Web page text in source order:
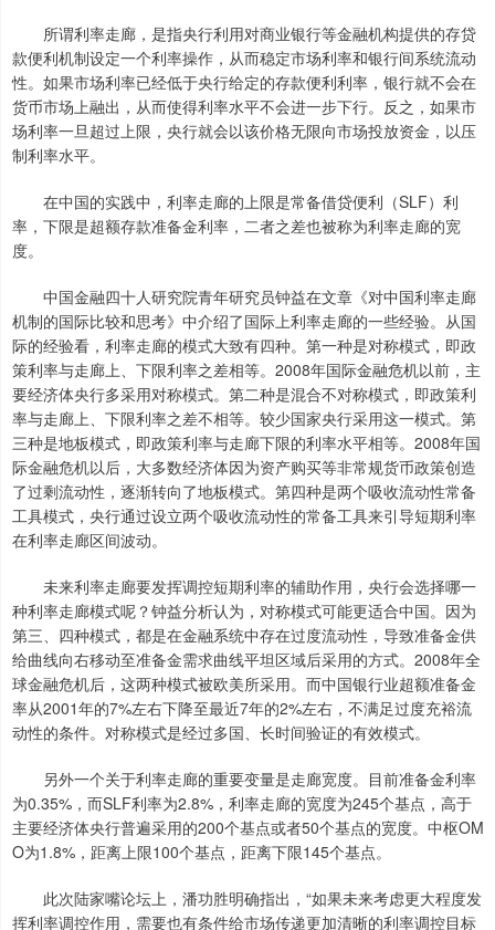
所谓利率走廊，是指央行利用对商业银行等金融机构提供的存贷
款便利机制设定一个利率操作，从而稳定市场利率和银行间系统流动
性。如果市场利率已经低于央行给定的存款便利利率，银行就不会在
货币市场上融出，从而使得利率水平不会进一步下行。反之，如果市
场利率一旦超过上限，央行就会以该价格无限向市场投放资金，以压
制利率水平。
在中国的实践中，利率走廊的上限是常备借贷便利（SLF）利
率，下限是超额存款准备金利率，二者之差也被称为利率走廊的宽
度。
中国金融四十人研究院青年研究员钟益在文章《对中国利率走廊
机制的国际比较和思考》中介绍了国际上利率走廊的一些经验。从国
际的经验看，利率走廊的模式大致有四种。第一种是对称模式，即政
策利率与走廊上、下限利率之差相等。2008年国际金融危机以前，主
要经济体央行多采用对称模式。第二种是混合不对称模式，即政策利
率与走廊上、下限利率之差不相等。较少国家央行采用这一模式。第
三种是地板模式，即政策利率与走廊下限的利率水平相等。2008年国
际金融危机以后，大多数经济体因为资产购买等非常规货币政策创造
了过剩流动性，逐渐转向了地板模式。第四种是两个吸收流动性常备
工具模式，央行通过设立两个吸收流动性的常备工具来引导短期利率
在利率走廊区间波动。
未来利率走廊要发挥调控短期利率的辅助作用，央行会选择哪一
种利率走廊模式呢？钟益分析认为，对称模式可能更适合中国。因为
第三、四种模式，都是在金融系统中存在过度流动性，导致准备金供
给曲线向右移动至准备金需求曲线平坦区域后采用的方式。2008年全
球金融危机后，这两种模式被欧美所采用。而中国银行业超额准备金
率从2001年的7%左右下降至最近7年的2%左右，不满足过度充裕流
动性的条件。对称模式是经过多国、长时间验证的有效模式。
另外一个关于利率走廊的重要变量是走廊宽度。目前准备金利率
为0.35%，而SLF利率为2.8%，利率走廊的宽度为245个基点，高于
主要经济体央行普遍采用的200个基点或者50个基点的宽度。中枢OM
O为1.8%，距离上限100个基点，距离下限145个基点。
此次陆家嘴论坛上，潘功胜明确指出，“如果未来考虑更大程度发
挥利率调控作用，需要也有条件给市场传递更加清晰的利率调控目标